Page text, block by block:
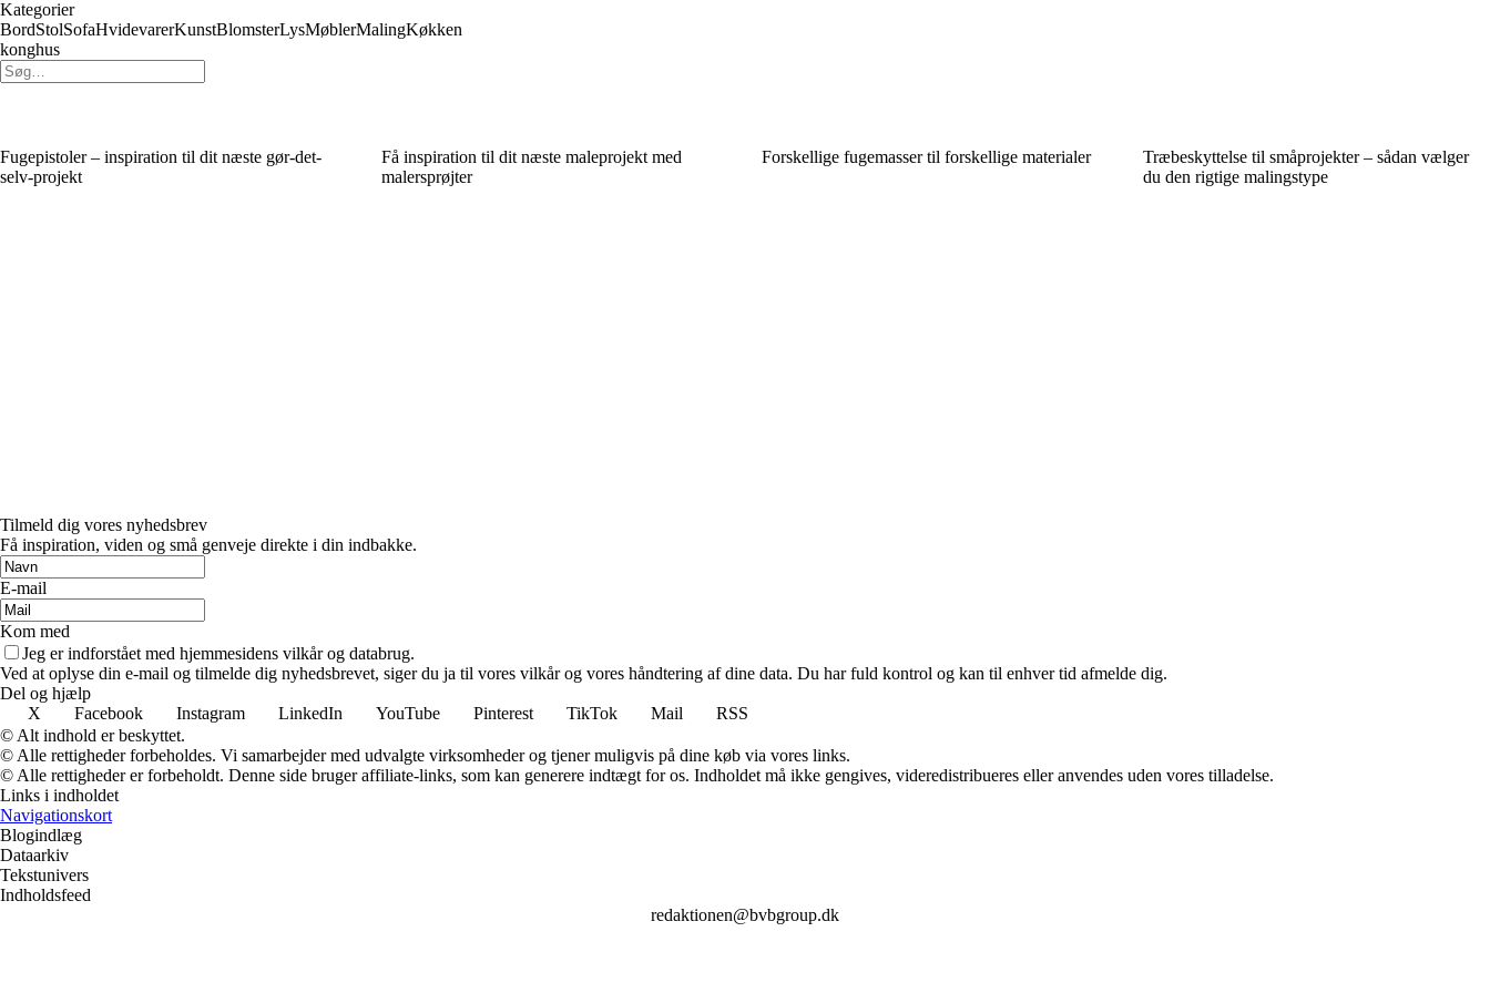
Kategorier
BordStolSofaHvidevarerKunstBlomsterLysMøblerMalingKøkken
konghus
Fugepistoler – inspiration til dit næste gør-det-
selv-projekt
Få inspiration til dit næste maleprojekt med
malersprøjter
Forskellige fugemasser til forskellige materialer
Træbeskyttelse til småprojekter – sådan vælger
du den rigtige malingstype
Tilmeld dig vores nyhedsbrev
Få inspiration, viden og små genveje direkte i din indbakke.
E-mail
Kom med
Jeg er indforstået med hjemmesidens vilkår og databrug.
Ved at oplyse din e-mail og tilmelde dig nyhedsbrevet, siger du ja til vores vilkår og vores håndtering af dine data. Du har fuld kontrol og kan til enhver tid afmelde dig.
Del og hjælp
X
Facebook Instagram LinkedIn YouTube Pinterest TikTok Mail
RSS
© Alt indhold er beskyttet.
© Alle rettigheder forbeholdes. Vi samarbejder med udvalgte virksomheder og tjener muligvis på dine køb via vores links.
© Alle rettigheder er forbeholdt. Denne side bruger affiliate-links, som kan generere indtægt for os. Indholdet må ikke gengives, videredistribueres eller anvendes uden vores tilladelse.
Links i indholdet
Navigationskort
Blogindlæg
Dataarkiv
Tekstunivers
Indholdsfeed
redaktionen@bvbgroup.dk